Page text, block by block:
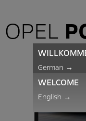
OPEL
German →
WELCOME
English →